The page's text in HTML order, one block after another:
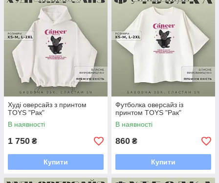
Худі оверсайз з принтом
TOYS "Рак"
В наявності
1 750 ₴
Купити
Футболка оверсайз із
принтом TOYS "Рак"
В наявності
860 ₴
Купити